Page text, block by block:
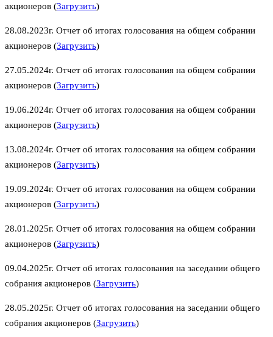
акционеров (Загрузить)
28.08.2023г. Отчет об итогах голосования на общем собрании
акционеров (Загрузить)
27.05.2024г. Отчет об итогах голосования на общем собрании
акционеров (Загрузить)
19.06.2024г. Отчет об итогах голосования на общем собрании
акционеров (Загрузить)
13.08.2024г. Отчет об итогах голосования на общем собрании
акционеров (Загрузить)
19.09.2024г. Отчет об итогах голосования на общем собрании
акционеров (Загрузить)
28.01.2025г. Отчет об итогах голосования на общем собрании
акционеров (Загрузить)
09.04.2025г. Отчет об итогах голосования на заседании общего
собрания акционеров (Загрузить)
28.05.2025г. Отчет об итогах голосования на заседании общего
собрания акционеров (Загрузить)